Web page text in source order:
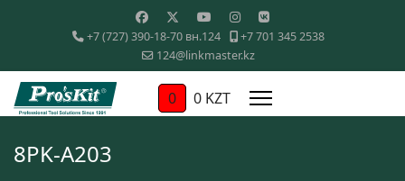
+7 (727) 390-18-70 вн.124
+7 701 345 2538
124@linkmaster.kz
0 0 KZT
8PK-A203